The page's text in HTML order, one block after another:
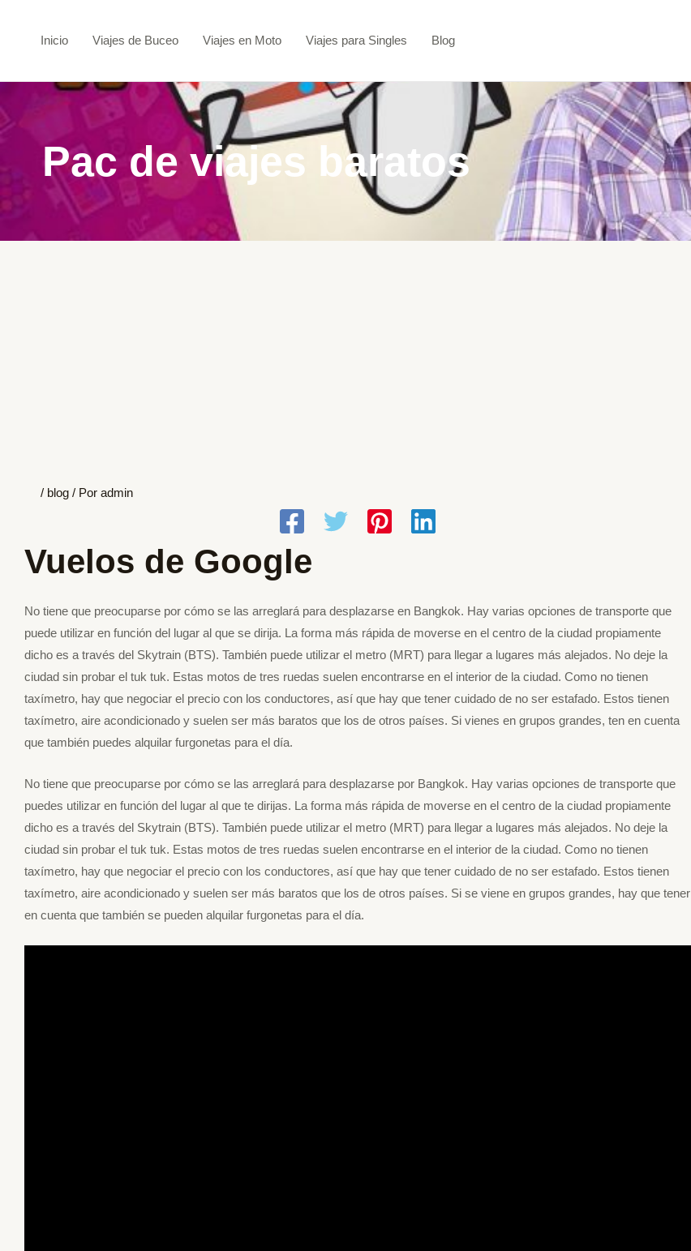
Inicio Viajes de Buceo Viajes en Moto Viajes para Singles Blog
Pac de viajes baratos
/ blog / Por admin
Vuelos de Google
No tiene que preocuparse por cómo se las arreglará para desplazarse en Bangkok. Hay varias opciones de transporte que
puede utilizar en función del lugar al que se dirija. La forma más rápida de moverse en el centro de la ciudad propiamente
dicho es a través del Skytrain (BTS). También puede utilizar el metro (MRT) para llegar a lugares más alejados. No deje la
ciudad sin probar el tuk tuk. Estas motos de tres ruedas suelen encontrarse en el interior de la ciudad. Como no tienen
taxímetro, hay que negociar el precio con los conductores, así que hay que tener cuidado de no ser estafado. Estos tienen
taxímetro, aire acondicionado y suelen ser más baratos que los de otros países. Si vienes en grupos grandes, ten en cuenta
que también puedes alquilar furgonetas para el día.
No tiene que preocuparse por cómo se las arreglará para desplazarse por Bangkok. Hay varias opciones de transporte que
puedes utilizar en función del lugar al que te dirijas. La forma más rápida de moverse en el centro de la ciudad propiamente
dicho es a través del Skytrain (BTS). También puede utilizar el metro (MRT) para llegar a lugares más alejados. No deje la
ciudad sin probar el tuk tuk. Estas motos de tres ruedas suelen encontrarse en el interior de la ciudad. Como no tienen
taxímetro, hay que negociar el precio con los conductores, así que hay que tener cuidado de no ser estafado. Estos tienen
taxímetro, aire acondicionado y suelen ser más baratos que los de otros países. Si se viene en grupos grandes, hay que tener
en cuenta que también se pueden alquilar furgonetas para el día.